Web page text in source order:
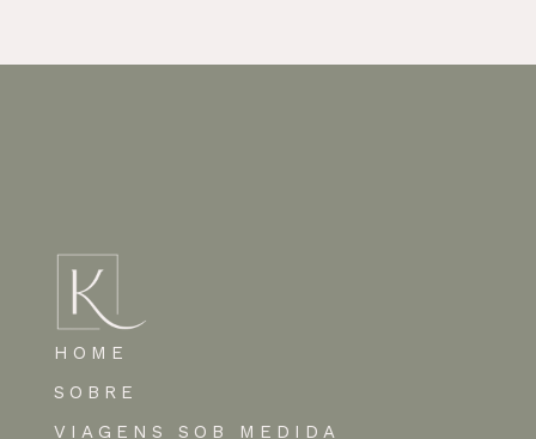
HOME
SOBRE
VIAGENS SOB MEDIDA